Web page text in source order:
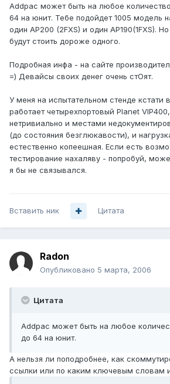
Addpac может быть на любое
64 на юнит. Тебе подойдет 1005 модель
один AP200 (2FXS) и один AP190(1FXS).
будут стоить дороже одного.
Подробная инфа - на сайте
=) Девайсы своих денег очень стОят.
У меня на испытательном стенде кстати
работает четырехпортовый Planet
нетривиально и местами
(до состояния безглюкавости), и
естественно копеешная. Если есть
тестирование нахаляву - попробуй,
я бы не связывался.
Вставить ник Цитата
Radon
Опубликовано 5 марта, 2006
Цитата
Addpac может быть на любое
до 64 на юнит.
А нельзя ли поподробнее, как
ссылки или по каким ключевым словам